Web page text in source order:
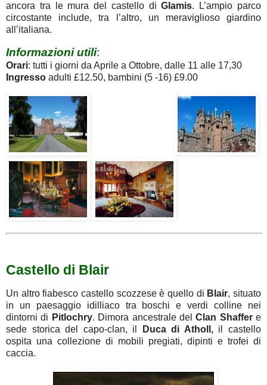
ancora tra le mura del castello diGlamis. L’ampio parco
circostante include, tra l’altro, un meraviglioso giardino
all’italiana.
Informazioni utili:
Orari: tutti i giorni da Aprile a Ottobre, dalle 11 alle 17,30
Ingresso adulti £12.50, bambini (5 -16) £9.00
Castello di Blair
Un altro fiabesco castello scozzese è quello di Blair, situato
in un paesaggio idilliaco tra boschi e verdi colline nei
dintorni di Pitlochry. Dimora ancestrale delClan Shaffere
sede storica del capo-clan, il
Duca di Atholl,il castello
ospita una collezione di mobili pregiati, dipinti e trofei di
caccia.